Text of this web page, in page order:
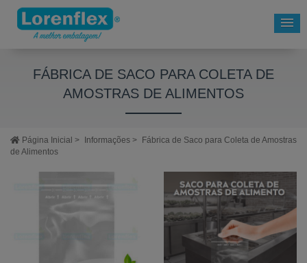
FÁBRICA DE SACO PARA COLETA DE
AMOSTRAS DE ALIMENTOS
Página Inicial > Informações >
Fábrica de Saco para Coleta de Amostras
de Alimentos